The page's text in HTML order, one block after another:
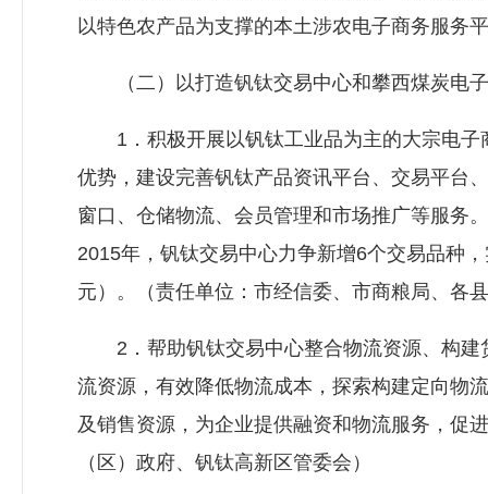
以特色农产品为支撑的本土涉农电子商务服务
（二）以打造钒钛交易中心和攀西煤炭电子
1．积极开展以钒钛工业品为主的大宗电子
优势，建设完善钒钛产品资讯平台、交易平台
窗口、仓储物流、会员管理和市场推广等服务
2015年，钒钛交易中心力争新增6个交易品种
元）。（责任单位：市经信委、市商粮局、各
2．帮助钒钛交易中心整合物流资源、构建
流资源，有效降低物流成本，探索构建定向物
及销售资源，为企业提供融资和物流服务，促
（区）政府、钒钛高新区管委会）